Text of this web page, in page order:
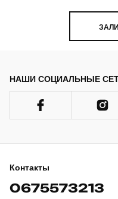
НАШИ СОЦИАЛЬНЫЕ
Контакты
0675573213